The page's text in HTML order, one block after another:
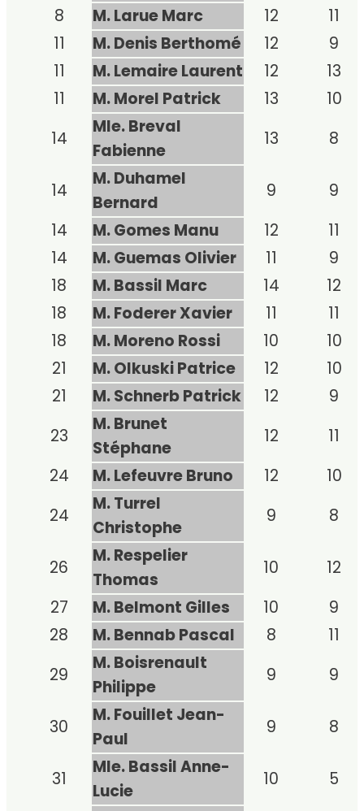
8
M. Larue Marc 12
11
11
M. Denis Berthomé 12
9
11
M. Lemaire Laurent 12
13
11
M. Morel Patrick 13
10
14
Mle. Breval
Fabienne
13 8
14
M. Duhamel
Bernard
9
9
14
M. Gomes Manu 12
11
14
M. Guemas Olivier 11
9
18
M. Bassil Marc 14
12
18
M. Foderer Xavier 11
11
18
M. Moreno Rossi 10
10
21
M. Olkuski Patrice 12
10
21
M. Schnerb Patrick 12
9
23
M. Brunet
Stéphane
12
11
24
M. Lefeuvre Bruno 12
10
24
M. Turrel
Christophe
9 8
26
M. Respelier
Thomas
10
12
27
M. Belmont Gilles 10
9
28
M. Bennab Pascal 8
11
29
M. Boisrenault
Philippe
9 9
30
M. Fouillet Jean-
Paul
9 8
31
Mle. Bassil Anne-
Lucie
10
5